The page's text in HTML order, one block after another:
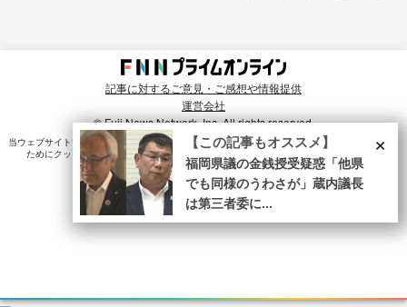
記事に対するご意見・ご感想や情報提供
運営会社
© Fuji News Network, Inc. All rights reserved.
当ウェブサイトでは、ユーザのニーズ・興味・関⼼に合致したコンテンツや広告配信を提供する
ためにクッキーを使⽤しています。詳細は、
プライバシーポリシー をご確認ください。×
【この記事もオススメ】
福岡県議の金銭授受疑惑「他県
でも同様のうわさが」蔵内議長
は第三者委に...